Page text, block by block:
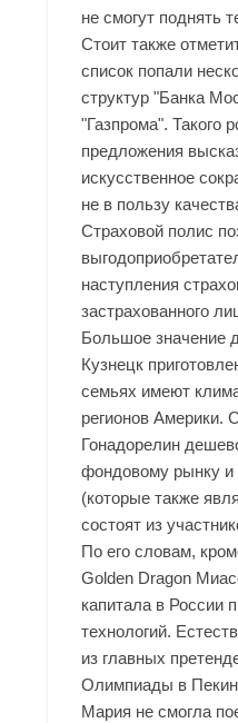
не смогут поднять
Стоит также
список попали
структур "Банка
"Газпрома". Такого
предложения
искусственное
не в пользу
Страховой полис
наступления
застрахованного
Большое значение
Кузнецк
семьях имеют
регионов Америки.
Гонадорелин
фондовому рынку
(которые также
состоят из
По его словам,
Golden Dragon
капитала в России
технологий.
из главных
Олимпиады в
Мария не смогла